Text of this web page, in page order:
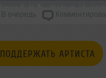
В очередь
ПОДДЕРЖАТЬ АРТИСТА